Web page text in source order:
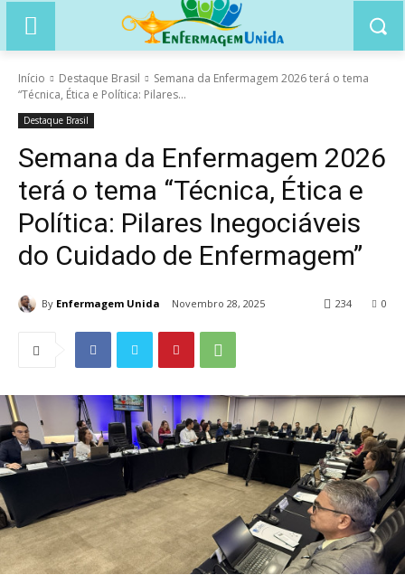
Início Destaque Brasil
Semana da Enfermagem 2026 terá o tema
“Técnica, Ética e Política: Pilares...
Destaque Brasil
Semana da Enfermagem 2026
terá o tema “Técnica, Ética e
Política: Pilares Inegociáveis
do Cuidado de Enfermagem”
By Enfermagem Unida Novembro 28, 2025 0
234